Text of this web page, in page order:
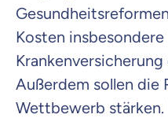
Kosten
Außerdem sollen die
Wettbewerb